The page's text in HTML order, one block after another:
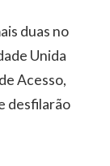
duas no
Unida
Acesso,
desfilarão